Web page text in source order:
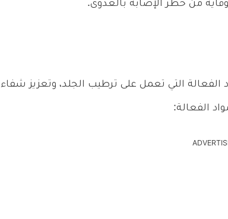
التي تعمل على ترطيب الجلد، وتعزيز شفاء
الفعالة: